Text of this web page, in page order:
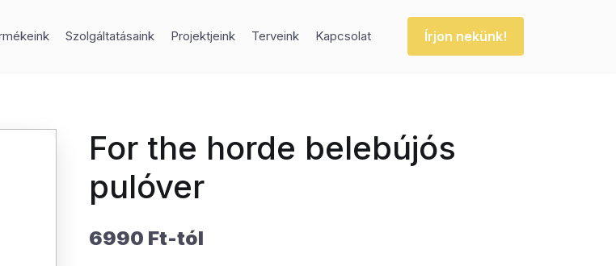
Szolgáltatásaink Projektjeink Terveink Kapcsolat Írjon nekünk!
For the horde belebújós
pulóver
6990 Ft-tól